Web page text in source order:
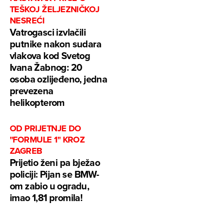
TEŠKOJ ŽELJEZNIČKOJ
NESREĆI
Vatrogasci izvlačili
putnike nakon sudara
vlakova kod Svetog
Ivana Žabnog: 20
osoba ozlijeđeno, jedna
prevezena
helikopterom
OD PRIJETNJE DO
"FORMULE 1" KROZ
ZAGREB
Prijetio ženi pa bježao
policiji: Pijan se BMW-
om zabio u ogradu,
imao 1,81 promila!